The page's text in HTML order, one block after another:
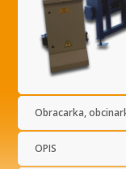
Obracarka,
OPIS